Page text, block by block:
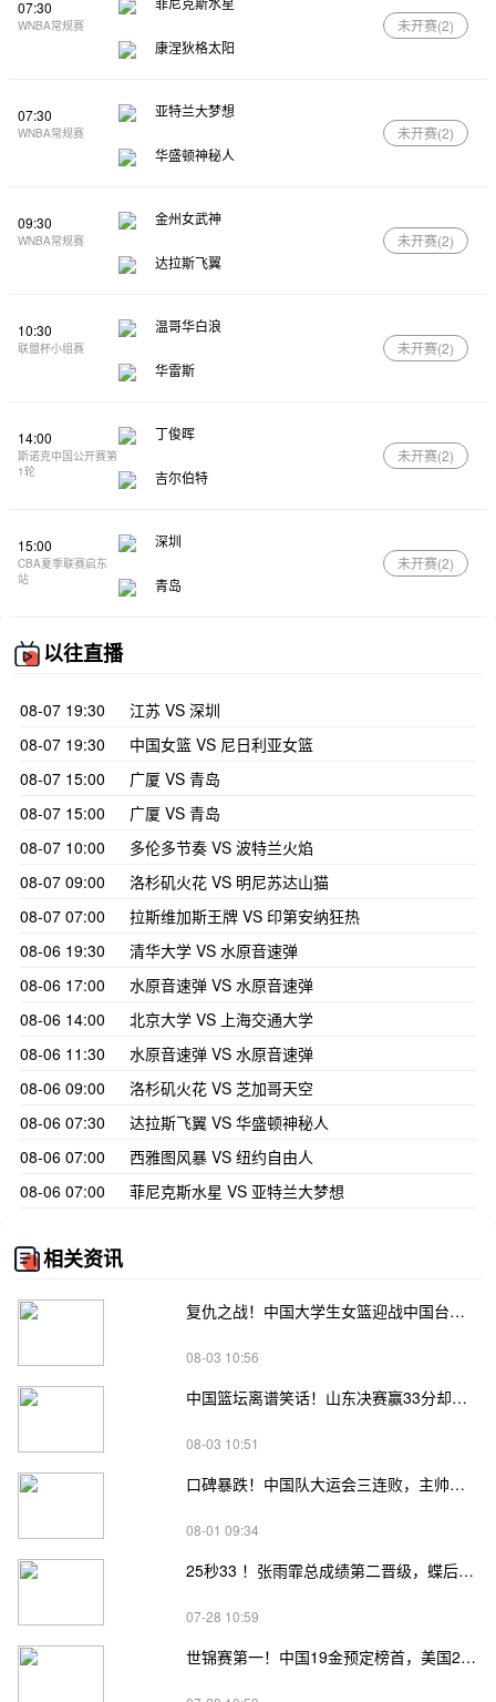
07:30
WNBA常规赛
康涅狄格太阳
未开赛(2)
07:30
WNBA常规赛
亚特兰大梦想
华盛顿神秘人
未开赛(2)
09:30
WNBA常规赛
金州女武神
达拉斯飞翼
未开赛(2)
10:30
联盟杯小组赛
温哥华白浪
华雷斯
未开赛(2)
14:00
斯诺克中国公开赛第
1轮
丁俊晖
吉尔伯特
未开赛(2)
15:00
CBA夏季联赛启东
站
深圳
青岛
未开赛(2)
以往直播
08-07 19:30
江苏 VS 深圳
08-07 19:30
中国女篮 VS 尼日利亚女篮
08-07 15:00
广厦 VS 青岛
08-07 15:00
广厦 VS 青岛
08-07 10:00
多伦多节奏 VS 波特兰火焰
08-07 09:00
洛杉矶火花 VS 明尼苏达山猫
08-07 07:00
拉斯维加斯王牌 VS 印第安纳狂热
08-06 19:30
清华大学 VS 水原音速弹
08-06 17:00
水原音速弹 VS 水原音速弹
08-06 14:00
北京大学 VS 上海交通大学
08-06 11:30
水原音速弹 VS 水原音速弹
08-06 09:00
洛杉矶火花 VS 芝加哥天空
08-06 07:30
达拉斯飞翼 VS 华盛顿神秘人
08-06 07:00
西雅图风暴 VS 纽约自由人
08-06 07:00
菲尼克斯水星 VS 亚特兰大梦想
相关资讯
复仇之战！中国大学生女篮迎战中国台北，对手示弱，给男篮打样
08-03 10:56
中国篮坛离谱笑话！山东决赛赢33分却丢冠，2米27张子宇脸色铁青
08-03 10:51
口碑暴跌！中国队大运会三连败，主帅陈磊被扒，输球不上领奖台
08-01 09:34
25秒33 ！张雨霏总成绩第二晋级，蝶后太强势，冲击世锦赛第三金
07-28 10:59
世锦赛第一！中国19金预定榜首，美国2天0金牌，恐创历史最差